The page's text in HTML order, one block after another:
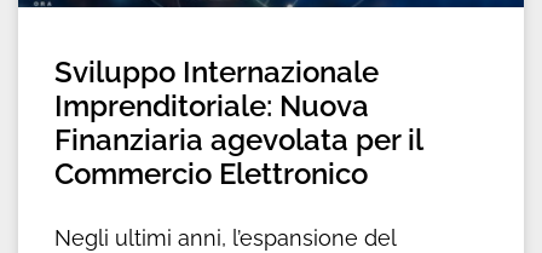
Sviluppo Internazionale
Imprenditoriale: Nuova
Finanziaria agevolata per il
Commercio Elettronico
Negli ultimi anni, l’espansione del